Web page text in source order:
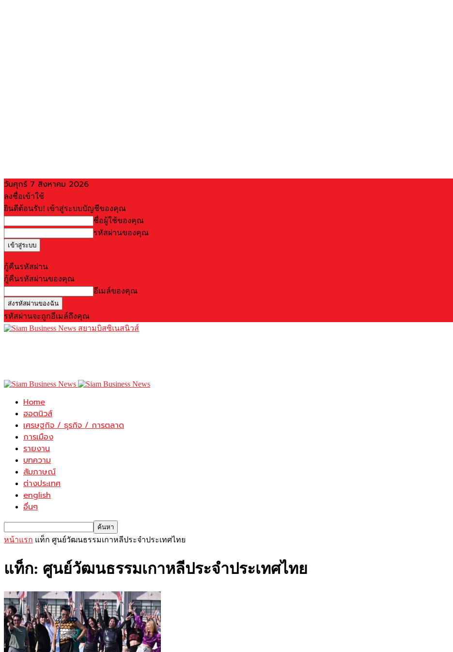
วันศุกร์ 7 สิงหาคม 2026
ลงชื่อเข้าใช้
ยินดีต้อนรับ! เข้าสู่ระบบบัญชีของคุณ
ชื่อผู้ใช้ของคุณ
รหัสผ่านของคุณ
กู้คืนรหัสผ่าน
กู้คืนรหัสผ่านของคุณ
อีเมล์ของคุณ
รหัสผ่านจะถูกอีเมล์ถึงคุณ
สยามบิสซิเนสนิวส์
Home
ฮอตนิวส์
เศรษฐกิจ / ธุรกิจ / การตลาด
การเมือง
รายงาน
บทความ
สัมภาษณ์
ต่างประเทศ
english
อื่นๆ
หน้าแรก แท็ก ศูนย์วัฒนธรรมเกาหลีประจำประเทศไทย
แท็ก: ศูนย์วัฒนธรรมเกาหลีประจำประเทศไทย